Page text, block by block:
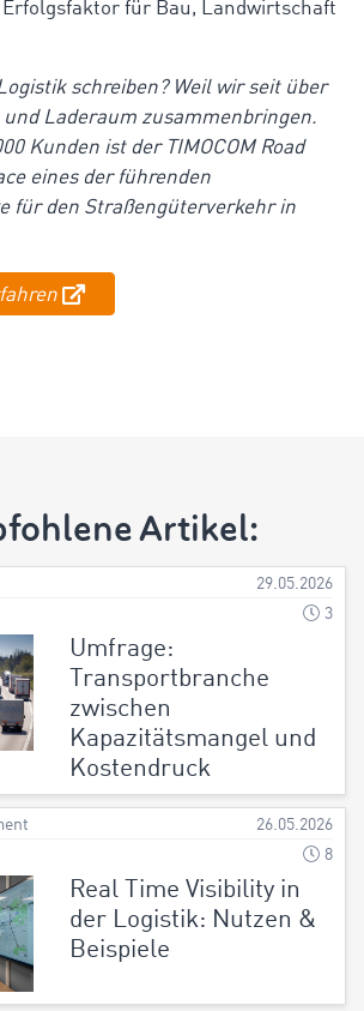
für Bau, Landwirtschaft
schreiben? Weil wir seit über
Laderaum zusammenbringen.
Kunden ist der TIMOCOM Road
eines der führenden
für den Straßengüterverkehr in
Artikel:
29.05.2026
3
Umfrage:
Transportbranche
zwischen
Kapazitätsmangel und
Kostendruck
26.05.2026
8
Real Time Visibility in
der Logistik: Nutzen &
Beispiele